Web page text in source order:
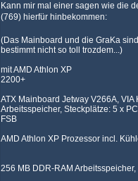
Kann mir mal einer sagen wie die
(769) hierfür hinbekommen:
(Das Mainboard und die GraKa sind
bestimmt nicht so toll trozdem...)
mit AMD Athlon XP
2200+
ATX Mainboard Jetway V266A, VIA
Arbeitsspeicher, Steckplätze: 5 x
FSB
AMD Athlon XP Prozessor incl.
256 MB DDR-RAM